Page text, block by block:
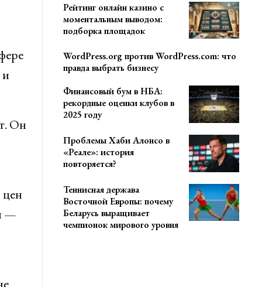
Он
цен
—
Рейтинг онлайн казино с
моментальным выводом:
подборка площадок
WordPress.org против WordPress.com: что
правда выбрать бизнесу
Финансовый бум в НБА:
рекордные оценки клубов в
2025 году
Проблемы Хаби Алонсо в
«Реале»: история
повторяется?
Теннисная держава
Восточной Европы: почему
Беларусь выращивает
чемпионок мирового уровня